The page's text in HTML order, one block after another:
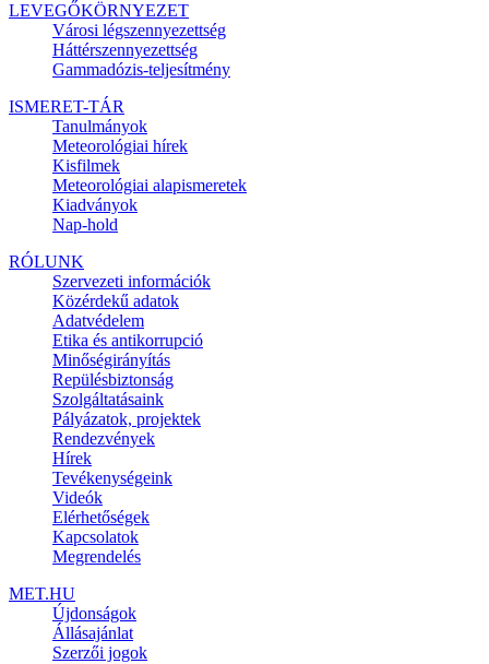
LEVEGŐKÖRNYEZET
Városi légszennyezettség
Háttérszennyezettség
Gammadózis-teljesítmény
ISMERET-TÁR
Tanulmányok
Meteorológiai hírek
Kisfilmek
Meteorológiai alapismeretek
Kiadványok
Nap-hold
RÓLUNK
Szervezeti információk
Közérdekű adatok
Adatvédelem
Etika és antikorrupció
Minőségirányítás
Repülésbiztonság
Szolgáltatásaink
Pályázatok, projektek
Rendezvények
Hírek
Tevékenységeink
Videók
Elérhetőségek
Kapcsolatok
Megrendelés
MET.HU
Újdonságok
Állásajánlat
Szerzői jogok